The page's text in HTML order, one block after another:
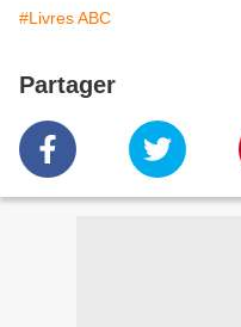
#Livres ABC
Partager